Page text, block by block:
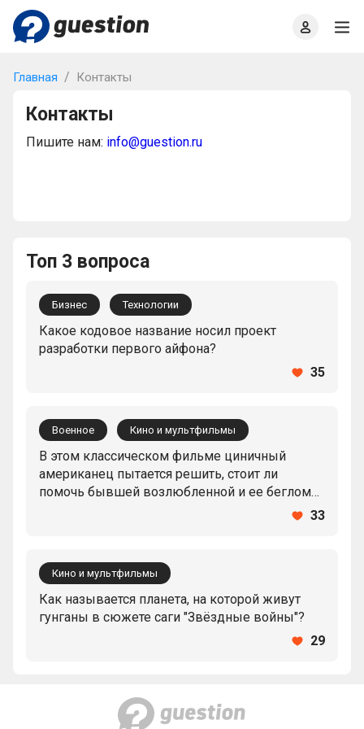
Главная Контакты
Контакты
Пишите нам: info@guestion.ru
Топ 3 вопроса
Бизнес Технологии
Какое кодовое название носил проект
разработки первого айфона?
35
Военное Кино и мультфильмы
В этом классическом фильме циничный
американец пытается решить, стоит ли
помочь бывшей возлюбленной и ее беглому
мужу скрыться от нацистов во французском33
Кино и мультфильмы
Как называется планета, на которой живут
гунганы в сюжете саги "Звёздные войны"?
29